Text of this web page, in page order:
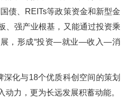
债、REITs等政策资金和新型金
、强产业根基，又能通过投资乘
展，形成“投资—就业—收入—消
化与18个优质科创空间的策划
力，更为长远发展积蓄动能。